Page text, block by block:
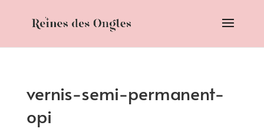
vernis-semi-permanent-
opi